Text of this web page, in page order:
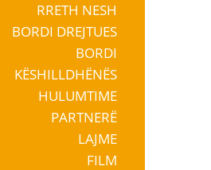
RRETH NESH
BORDI DREJTUES
BORDI
KËSHILLDHËNËS
HULUMTIME
PARTNERË
LAJME
FILM